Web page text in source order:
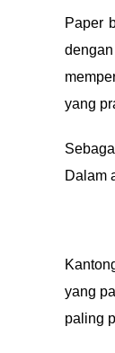
Paper
yang
Dalam
yang
paling